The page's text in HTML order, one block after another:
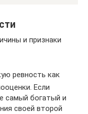
и признаки
ревность как
Если
самый богатый и
своей второй